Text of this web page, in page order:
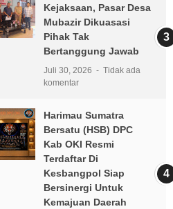
Kejaksaan, Pasar Desa
Mubazir Dikuasasi
Pihak Tak
Bertanggung Jawab
Juli 30, 2026
Tidak ada
komentar
Harimau Sumatra
Bersatu (HSB) DPC
Kab OKI Resmi
Terdaftar Di
Kesbangpol Siap
Bersinergi Untuk
Kemajuan Daerah